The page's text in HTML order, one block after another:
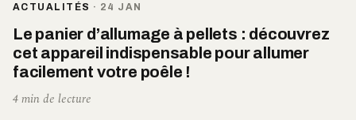
ACTUALITÉS · 24 JAN
Le panier d’allumage à pellets : découvrez
cet appareil indispensable pour allumer
facilement votre poêle !
4 min de lecture